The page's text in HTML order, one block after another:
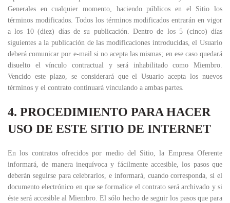
Generales en cualquier momento, haciendo públicos en el Sitio los
términos modificados. Todos los términos modificados entrarán en vigor
a los 10 (diez) días de su publicación. Dentro de los 5 (cinco) días
siguientes a la publicación de las modificaciones introducidas, el Usuario
deberá comunicar por e-mail si no acepta las mismas; en ese caso quedará
disuelto el vínculo contractual y será inhabilitado como Miembro.
Vencido este plazo, se considerará que el Usuario acepta los nuevos
términos y el contrato continuará vinculando a ambas partes.
4. PROCEDIMIENTO PARA HACER
USO DE ESTE SITIO DE INTERNET
En los contratos ofrecidos por medio del Sitio, la Empresa Oferente
informará, de manera inequívoca y fácilmente accesible, los pasos que
deberán seguirse para celebrarlos, e informará, cuando corresponda, si el
documento electrónico en que se formalice el contrato será archivado y si
éste será accesible al Miembro. El sólo hecho de seguir los pasos que para